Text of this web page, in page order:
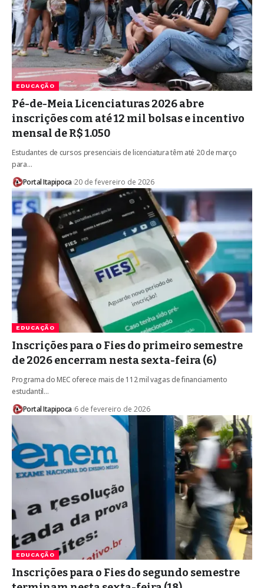
EDUCAÇÃO
Pé-de-Meia Licenciaturas 2026 abre
inscrições com até 12 mil bolsas e incentivo
mensal de R$ 1.050
Estudantes de cursos presenciais de licenciatura têm até 20 de março
para…
Portal Itapipoca 20 de fevereiro de 2026
EDUCAÇÃO
Inscrições para o Fies do primeiro semestre
de 2026 encerram nesta sexta-feira (6)
Programa do MEC oferece mais de 112 mil vagas de financiamento
estudantil…
Portal Itapipoca 6 de fevereiro de 2026
EDUCAÇÃO
Inscrições para o Fies do segundo semestre